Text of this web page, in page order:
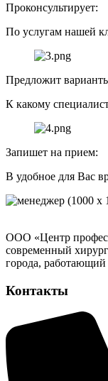
Проконсультирует:
По услугам нашей
Предложит
К какому
Запишет на прием:
В удобное для Вас
ООО «Центр
современный
города,
Контакты